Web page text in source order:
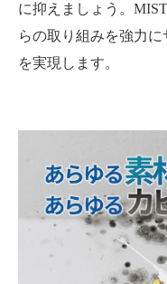
に抑えましょう。
らの取り組みを強力
を実現します。